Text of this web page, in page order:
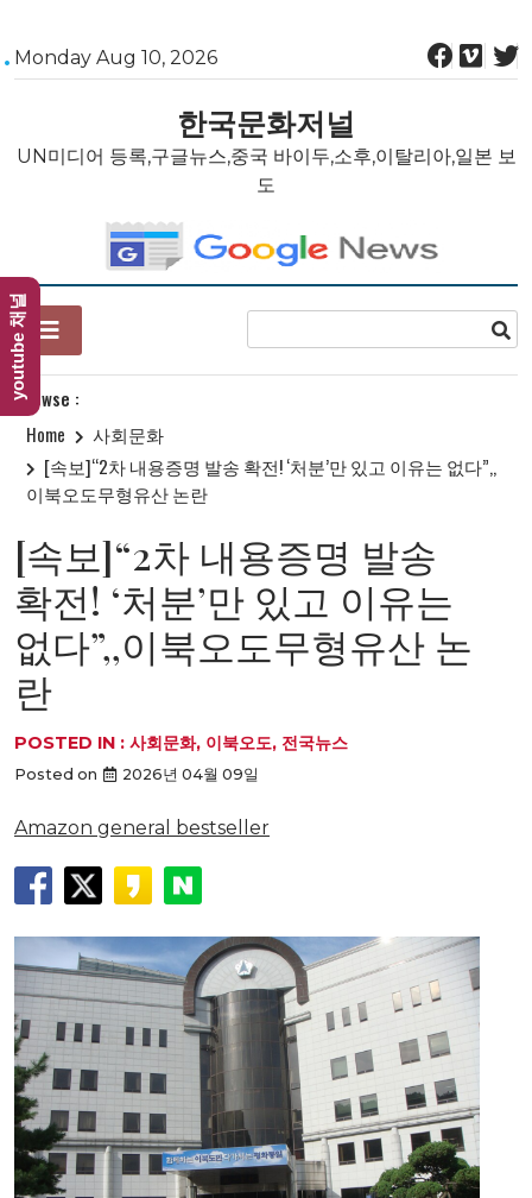
Skip
to
Monday Aug 10, 2026
한국문화저널
UN미디어 등록,구글뉴스,중국 바이두,소후,이탈리아,일본 보
도
Browse :
Home
사회문화
[속보]“2차 내용증명 발송 확전! ‘처분’만 있고 이유는 없다”,,
이북오도무형유산 논란
[속보]“2차 내용증명 발송
확전! ‘처분’만 있고 이유는
없다”,,이북오도무형유산 논
란
POSTED IN : 사회문화, 이북오도, 전국뉴스
Posted on 2026년 04월 09일
Amazon general bestseller
youtube 채널